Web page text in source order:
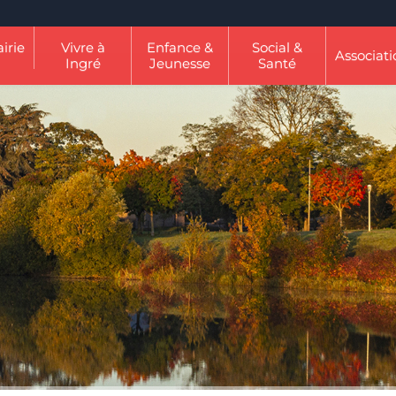
Vivre à
Ingré
Enfance &
Jeunesse
Social &
Santé